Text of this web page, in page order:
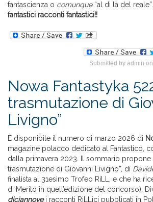
fantascienza o comunque“al di là del
fantastici racconti fantastici!!
Submitted by admin
Nowa Fantastyka
trasmutazione di
Livigno”
È disponibile il numero di marzo 2026 di
magazine polacco dedicato al Fantastico,
dalla primavera 2023. Il sommario propone
trasmutazione di Giovanni Livigno”, di
finalista al 31esimo Trofeo RiLL, e che ha
di Merito in quell’edizione del concorso).
diciannovei racconti RiLLici pubblicati in